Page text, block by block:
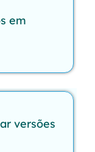
em
versões